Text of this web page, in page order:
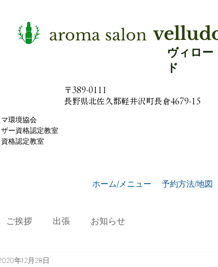
aroma salon
ヴィロー
ド
〒389-0111
​長野県北佐久郡軽井沢町長倉4679-15
環境協会
ー資格認定教室
格認定教室
ホーム/メニュー 予約方法/地図
ご挨拶 出張 お知らせ
年12月28日